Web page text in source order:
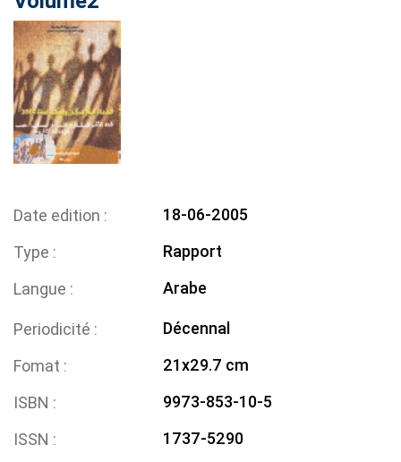
Date edition
18-06-2005
Type
Rapport
Langue
Arabe
Periodicité
Décennal
Fomat
21x29.7 cm
ISBN
9973-853-10-5
ISSN
1737-5290